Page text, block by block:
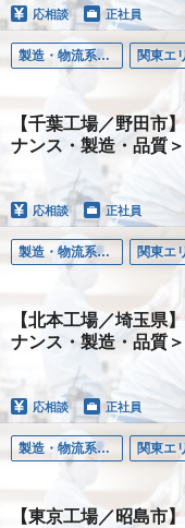
応相談 正社員
製造・物流系職種 関東エ
【千葉工場／野田市
ナンス・製造・品質＞
応相談 正社員
製造・物流系職種 関東エ
【北本工場／埼玉県
ナンス・製造・品質＞
応相談 正社員
製造・物流系職種 関東エ
【東京工場／昭島市